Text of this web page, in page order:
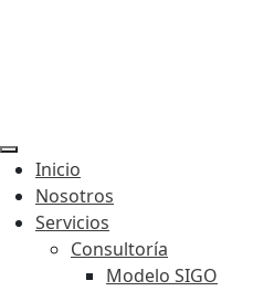
Inicio
Nosotros
Servicios
Consultoría
Modelo SIGO